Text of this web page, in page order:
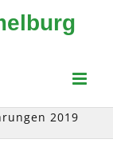
2019